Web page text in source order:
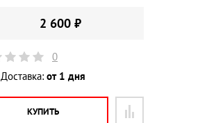
2 600 ₽
0
Доставка: от 1 дня
КУПИТЬ